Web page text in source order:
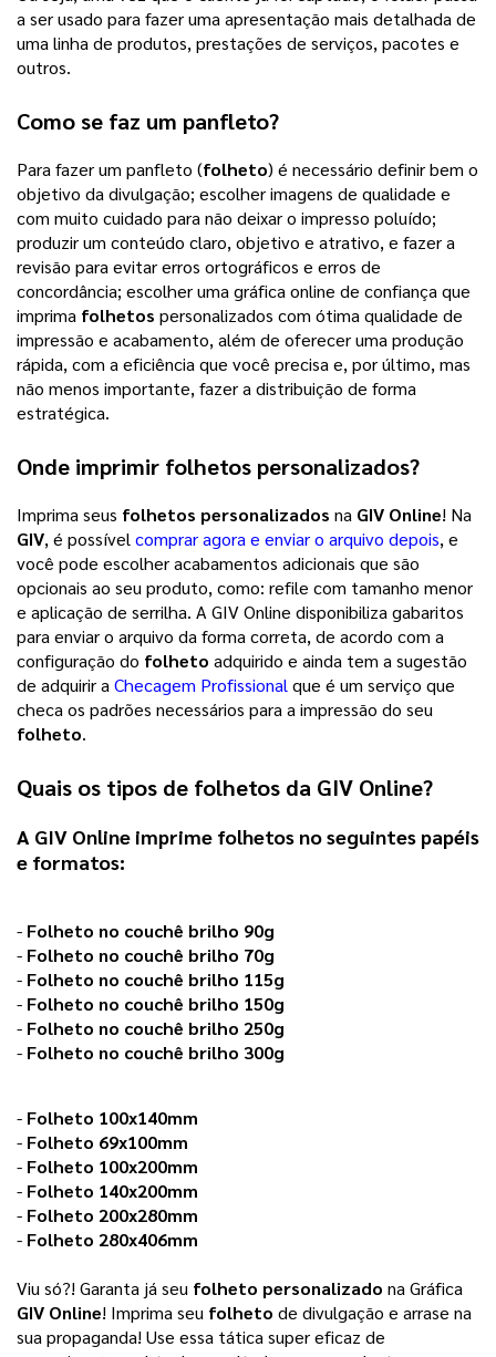
a ser usado para fazer uma apresentação mais detalhada de
uma linha de produtos, prestações de serviços, pacotes e
outros.
Como se faz um panfleto?
Para fazer um panfleto (folheto) é necessário definir bem o
objetivo da divulgação; escolher imagens de qualidade e
com muito cuidado para não deixar o impresso poluído;
produzir um conteúdo claro, objetivo e atrativo, e fazer a
revisão para evitar erros ortográficos e erros de
concordância; escolher uma gráfica online de confiança que
imprima folhetos personalizados com ótima qualidade de
impressão e acabamento, além de oferecer uma produção
rápida, com a eficiência que você precisa e, por último, mas
não menos importante, fazer a distribuição de forma
estratégica.
Onde imprimir folhetos personalizados?
Imprima seus folhetos personalizados na GIV Online! Na
GIV, é possível comprar agora e enviar o arquivo depois, e
você pode escolher acabamentos adicionais que são
opcionais ao seu produto, como: refile com tamanho menor
e aplicação de serrilha. A GIV Online disponibiliza gabaritos
para enviar o arquivo da forma correta, de acordo com a
configuração do folheto adquirido e ainda tem a sugestão
de adquirir a Checagem Profissional que é um serviço que
checa os padrões necessários para a impressão do seu
folheto.
Quais os tipos de folhetos da GIV Online?
A GIV Online imprime folhetos no seguintes papéis
e formatos:
- Folheto no couchê brilho 90g
- Folheto no couchê brilho 70g
- Folheto no couchê brilho 115g
- Folheto no couchê brilho 150g
- Folheto no couchê brilho 250g
- Folheto no couchê brilho 300g
- Folheto 100x140mm
- Folheto 69x100mm
- Folheto 100x200mm
- Folheto 140x200mm
- Folheto 200x280mm
- Folheto 280x406mm
Viu só?! Garanta já seu folheto personalizado na Gráfica
GIV Online! Imprima seu folheto de divulgação e arrase na
sua propaganda! Use essa tática super eficaz de